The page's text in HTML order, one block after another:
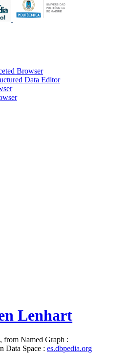
Browser
Data Editor
Lenhart
, from Named Graph :
Data Space : es.dbpedia.org